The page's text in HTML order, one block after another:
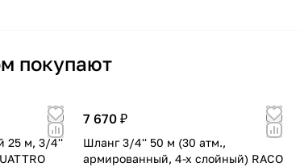
покупают
25 м, 3/4''
7 670 ₽
Шланг 3/4'' 50 м (30 атм.,
армированный, 4-х слойный) RACO